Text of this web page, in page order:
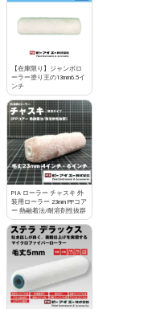
【在庫限り】ジャンボロ
ーラー塗り王の13mm6.5イ
ンチ
PIA ローラー チャスキ 外
装用ローラー 23mm PPコア
ー 熱融着法/耐溶剤性抜群